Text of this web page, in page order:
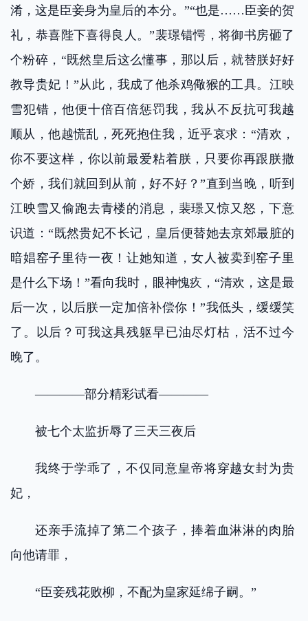
淆，这是臣妾身为皇后的本分。”“也是……臣妾的贺
礼，恭喜陛下喜得良人。”裴璟错愕，将御书房砸了
个粉碎，“既然皇后这么懂事，那以后，就替朕好好
教导贵妃！”从此，我成了他杀鸡儆猴的工具。江映
雪犯错，他便十倍百倍惩罚我，我从不反抗可我越
顺从，他越慌乱，死死抱住我，近乎哀求：“清欢，
你不要这样，你以前最爱粘着朕，只要你再跟朕撒
个娇，我们就回到从前，好不好？”直到当晚，听到
江映雪又偷跑去青楼的消息，裴璟又惊又怒，下意
识道：“既然贵妃不长记，皇后便替她去京郊最脏的
暗娼窑子里待一夜！让她知道，女人被卖到窑子里
是什么下场！”看向我时，眼神愧疚，“清欢，这是最
后一次，以后朕一定加倍补偿你！”我低头，缓缓笑
了。以后？可我这具残躯早已油尽灯枯，活不过今
晚了。
————部分精彩试看————
被七个太监折辱了三天三夜后
我终于学乖了，不仅同意皇帝将穿越女封为贵
妃，
还亲手流掉了第二个孩子，捧着血淋淋的肉胎
向他请罪，
“臣妾残花败柳，不配为皇家延绵子嗣。”